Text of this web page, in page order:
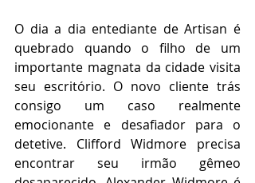
O dia a dia entediante de Artisan é
quebrado quando o filho de um
importante magnata da cidade visita
seu escritório. O novo cliente trás
consigo um caso realmente
emocionante e desafiador para o
detetive. Clifford Widmore precisa
encontrar seu irmão gêmeo